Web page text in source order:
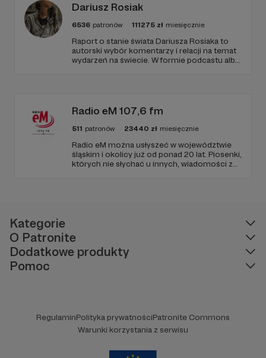
Dariusz Rosiak
6536 patronów 111275 zł miesięcznie
Raport o stanie świata Dariusza Rosiaka to
autorski wybór komentarzy i relacji na temat
wydarzeń na świecie. W formie podcastu albo
Radio eM 107,6 fm
511 patronów 23440 zł miesięcznie
Radio eM można usłyszeć w województwie
śląskim i okolicy już od ponad 20 lat. Piosenki,
których nie słychać u innych, wiadomości z
Kategorie
O Patronite
Dodatkowe produkty
Pomoc
RegulaminPolityka prywatnościPatronite Commons
Warunki korzystania z serwisu